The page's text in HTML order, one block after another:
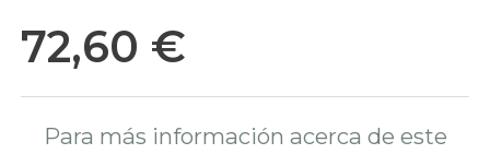
72,60 €
Para más información acerca de este